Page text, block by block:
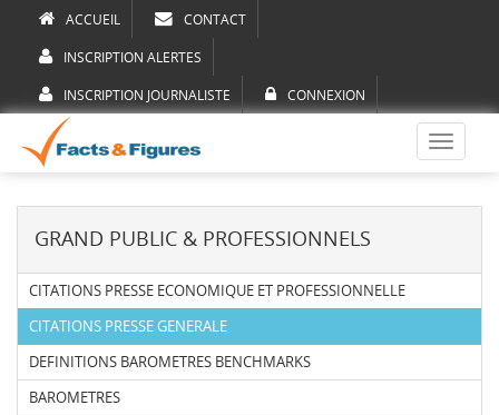
ACCUEIL CONTACT
INSCRIPTION ALERTES
INSCRIPTION JOURNALISTE CONNEXION
Toggle
GRAND PUBLIC & PROFESSIONNELS
CITATIONS PRESSE ECONOMIQUE ET PROFESSIONNELLE
CITATIONS PRESSE GENERALE
DEFINITIONS BAROMETRES BENCHMARKS
BAROMETRES